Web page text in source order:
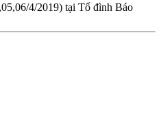
4/2019) tại Tổ đình Báo